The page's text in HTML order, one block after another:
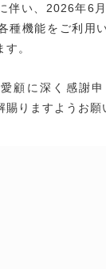
伴い、2026年6
種機能をご利用
。
顧に深く感謝
賜りますようお願